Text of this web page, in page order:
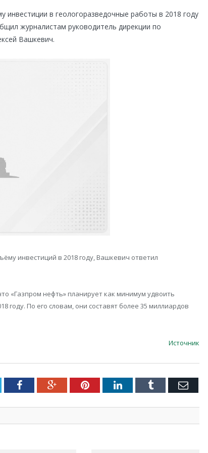
инвестиции в геологоразведочные работы в 2018 году
журналистам руководитель дирекции по
Вашкевич.
инвестиций в 2018 году, Вашкевич ответил
«Газпром нефть» планирует как минимум удвоить
году. По его словам, они составят более 35 миллиардов
Источник
FacebookGoogle+PinterestLinkedInTumblr Email